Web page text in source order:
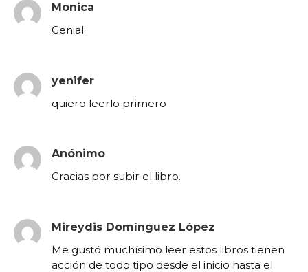
Monica
Genial
yenifer
quiero leerlo primero
Anónimo
Gracias por subir el libro.
Mireydis Domínguez López
Me gustó muchísimo leer estos libros tienen
acción de todo tipo desde el inicio hasta el